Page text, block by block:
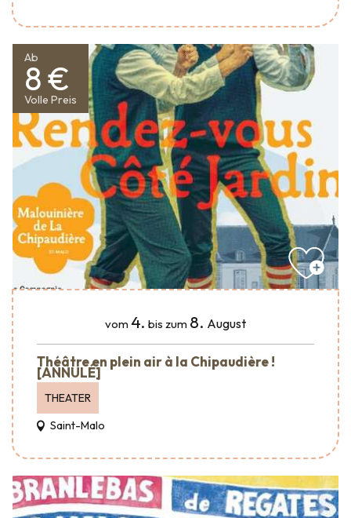
Ab
8 €
Volle Preis
vom 4. bis zum 8. August
Théâtre en plein air à la Chipaudière !
[ANNULÉ]
THEATER
Saint-Malo